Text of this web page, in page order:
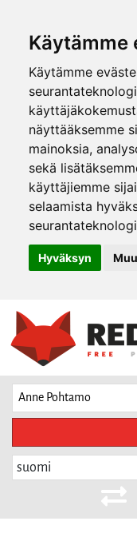
Käytämme
Käytämme
näyttääksemme
mainoksia,
sekä
käyttäjiemme
selaamista
Hyväksyn
suomi